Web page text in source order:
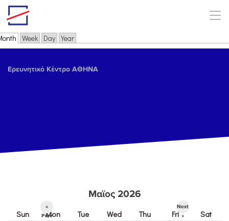
Skip to main content
Primary tabs
(active tab)
Week Day Year
Ερευνητικό Κέντρο ΑΘΗΝΑ
Μαϊος 2026
«
Prev
Next
»
Sun Mon Tue Wed Thu Fri
Sat